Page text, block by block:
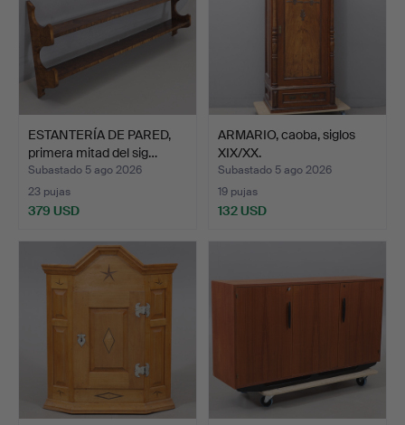
ESTANTERÍA DE PARED,
primera mitad del sig…
Subastado 5 ago 2026
23 pujas
379 USD
ARMARIO, caoba, siglos
XIX/XX.
Subastado 5 ago 2026
19 pujas
132 USD